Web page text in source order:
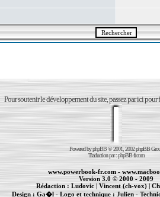
Pour soutenir le développement du site, passez par ici pour
Powered byphpBB© 2001, 2002 phpBB
Traduction par :phpBB-fr.com
www.powerbook-fr.com-
Version 3.0 © 2000 - 2009
Rédaction :Ludovic| Vincent (ch-vox)|
Design : Ga�l - Logo et technique : Julien -